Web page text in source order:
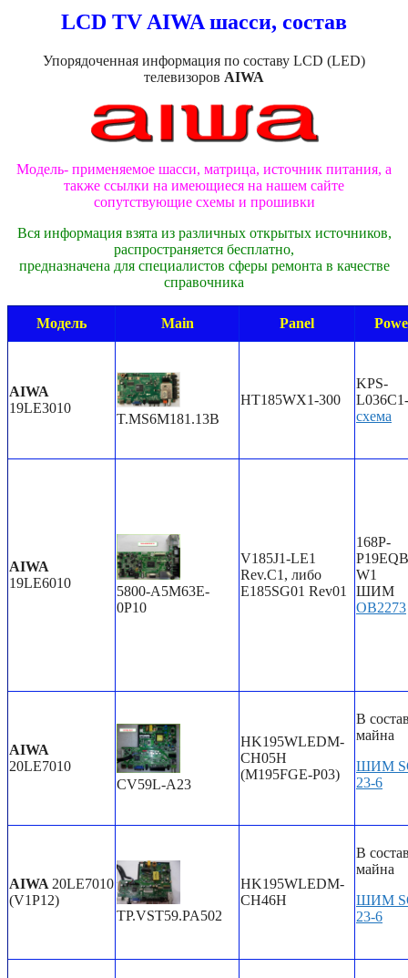
LCD TV AIWA шасси, состав
Упорядоченная информация по составу LCD (LED)
телевизоров AIWA
Модель- применяемое шасси, матрица, источник питания, а
также ссылки на имеющиеся на нашем сайте
сопутствующие схемы и прошивки
Вся информация взята из различных открытых источников,
распространяется бесплатно,
предназначена для специалистов сферы ремонта в качестве
справочника
Модель Main Panel
AIWA
19LE3010
T.MS6M181.13B
HT185WX1-300
KPS-
схема
AIWA
19LE6010
5800-A5M63E-
0P10
V185J1-LE1
Rev.C1, либо
E185SG01 Rev01
168P-
W1
ШИМ
OB2273
AIWA
20LE7010
CV59L-A23
HK195WLEDM-
CH05H
(M195FGE-P03)
В
майна
ШИМ
23-6
AIWA 20LE7010
(V1P12)
TP.VST59.PA502
HK195WLEDM-
CH46H
В
майна
ШИМ
23-6